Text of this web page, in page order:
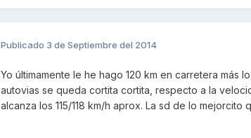
Publicado 3 de Septiembre del 2014
Yo últimamente le he hago 120 km en carretera más
autovias se queda cortita cortita, respecto a la
alcanza los 115/118 km/h aprox. La sd de lo